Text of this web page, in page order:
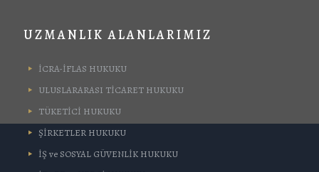
UZMANLIK ALANLARIMIZ
İCRA-İFLAS HUKUKU
ULUSLARARASI TİCARET HUKUKU
TÜKETİCİ HUKUKU
ŞİRKETLER HUKUKU
İŞ ve SOSYAL GÜVENLİK HUKUKU